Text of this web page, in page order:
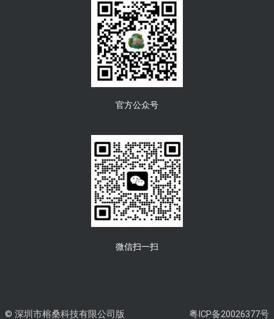
官方公众号
微信扫一扫
© 深圳市榕桑科技有限公司版 粤ICP备20026377号